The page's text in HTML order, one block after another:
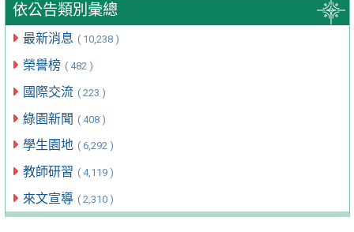
依公告類別彙總
最新消息 ( 10,238 )
榮譽榜 ( 482 )
國際交流 ( 223 )
綠園新聞 ( 408 )
學生園地 ( 6,292 )
教師研習 ( 4,119 )
來文宣導 ( 2,310 )